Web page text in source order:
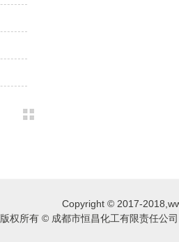
Copyright © 2017-
版权所有 © 成都市恒昌化工有限责任公